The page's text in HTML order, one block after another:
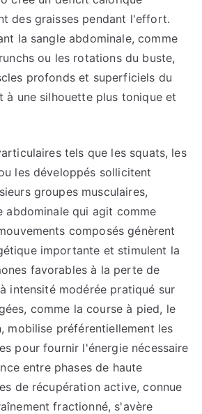
des graisses pendant l'effort.
la sangle abdominale, comme
ou les rotations du buste,
profonds et superficiels du
à une silhouette plus tonique et
tels que les squats, les
les développés sollicitent
groupes musculaires,
abdominale qui agit comme
composés génèrent
importante et stimulent la
favorables à la perte de
intensité modérée pratiqué sur
comme la course à pied, le
mobilise préférentiellement les
pour fournir l'énergie nécessaire
entre phases de haute
de récupération active, connue
fractionné, s'avère